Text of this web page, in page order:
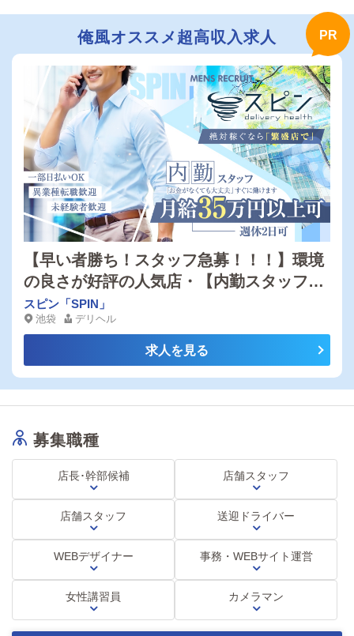
【秋コスグループは毎日がお給料日】
私達【秋コスグループ】では働いていただく皆さまの頑張り
用意！まさに【毎日がお給料日】です！
秋コスグループで働くすべての方々に給与アップの扉は開かれ
ぜひこのチャンス、モノにしてください！
各種手当は試用期間中でももちろん発生します！
■毎日
大入り手当→1,000～3,000円
月間目標達成→10,000～30,000円プラス
中長期達成で9万～100万円プラス
毎日の頑張りに対する当然の報酬です！
入社3か月目Yさん
基本給：320,000円
大入り手当：31,000円
達成金：10,000円
中長期目標達成金：20,000円（※日割り）
家族手当：18,000円
総支給：413,640円
■さらに店舗責任者（店長）には
店舗の売上に応じたインセンティブを支給 支給実績：月250万円以上 も
俺風オススメ超高収入求人
【早い者勝ち！スタッフ急募！！！】環境
の良さが好評の人気店・【内勤スタッフ】
【送迎ドライバー時給1,600円、週1日・2
日の方でも大歓迎。】未経験OK！研修期
間があるのでご安心ください。20代、30代
大歓迎！
スピン「SPIN」
池袋 デリヘル
求人を見る
募集職種
店長･幹部候補 店舗スタッフ
店舗スタッフ 送迎ドライバー
WEBデザイナー 事務・WEBサイト運営
女性講習員 カメラマン